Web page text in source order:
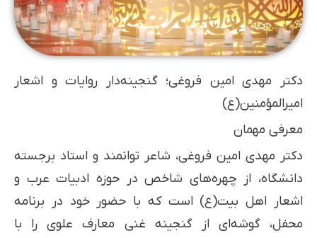
دکتر مهدی امین فروغی؛ گنجینه‌دار روایات و اشعار
امیرالمؤمنین(ع)
معرفی مهمان
دکتر مهدی امین فروغی، شاعر توانمند و استاد برجسته
دانشگاه، از چهره‌های شاخص در حوزه ادبیات عرب و
اشعار اهل بیت(ع) است که با حضور خود در برنامه
محفل، گوشه‌ای از گنجینه غنی معارف علوی را با